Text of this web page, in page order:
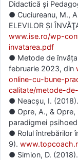
Didactică şi
● Cuciureanu, M.,
ELEVILOR ȘI
www.ise.ro/wp-
invatarea.pdf
● Metode de
februarie 2023, din
online-cu-bune-
calitate/metode-
● Neacşu, I.
● Opre, A., & Opre,
paradigmei
● Rolul întrebărilor
9).
● Simion, D.